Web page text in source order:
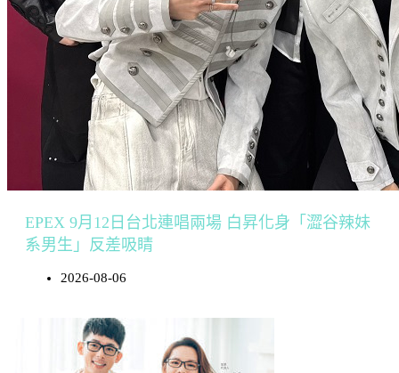
EPEX 9月12日台北連唱兩場 白昇化身「澀谷辣妹
系男生」反差吸睛
2026-08-06